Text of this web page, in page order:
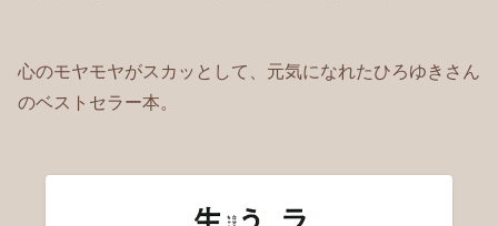
心のモヤモヤがスカッとして、元気になれたひろゆきさん
のベストセラー本。